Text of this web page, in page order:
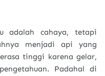
adalah cahaya, tetapi
menjadi api yang
tinggi karena gelar,
Padahal di